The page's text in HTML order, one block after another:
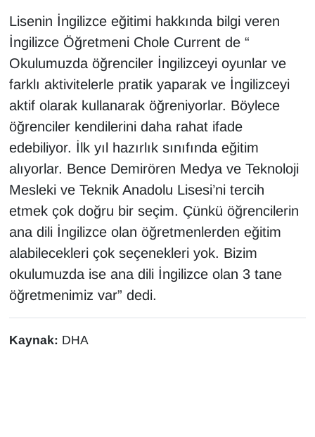
Lisenin İngilizce eğitimi hakkında bilgi veren
İngilizce Öğretmeni Chole Current de “
Okulumuzda öğrenciler İngilizceyi oyunlar ve
farklı aktivitelerle pratik yaparak ve İngilizceyi
aktif olarak kullanarak öğreniyorlar. Böylece
öğrenciler kendilerini daha rahat ifade
edebiliyor. İlk yıl hazırlık sınıfında eğitim
alıyorlar. Bence Demirören Medya ve Teknoloji
Mesleki ve Teknik Anadolu Lisesi’ni tercih
etmek çok doğru bir seçim. Çünkü öğrencilerin
ana dili İngilizce olan öğretmenlerden eğitim
alabilecekleri çok seçenekleri yok. Bizim
okulumuzda ise ana dili İngilizce olan 3 tane
öğretmenimiz var” dedi.
Kaynak: DHA